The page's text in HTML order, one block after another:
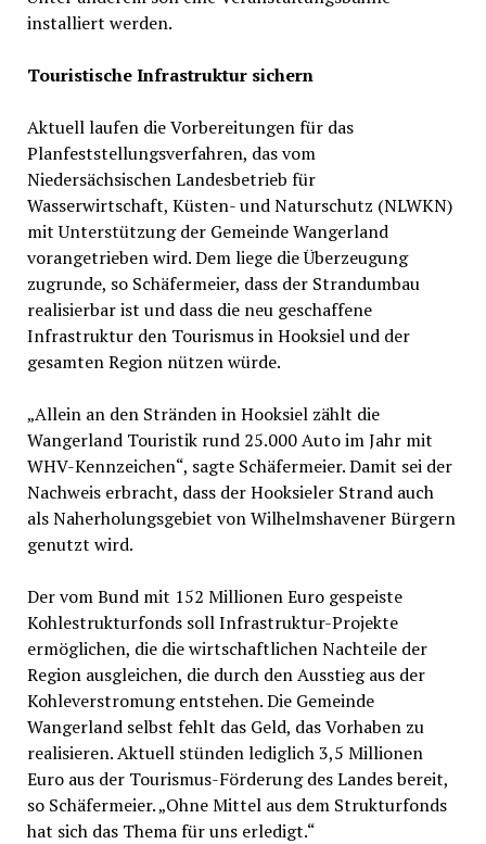
installiert werden.
Touristische Infrastruktur sichern
Aktuell laufen die Vorbereitungen für das
Planfeststellungsverfahren, das vom
Niedersächsischen Landesbetrieb für
Wasserwirtschaft, Küsten- und Naturschutz (NLWKN)
mit Unterstützung der Gemeinde Wangerland
vorangetrieben wird. Dem liege die Überzeugung
zugrunde, so Schäfermeier, dass der Strandumbau
realisierbar ist und dass die neu geschaffene
Infrastruktur den Tourismus in Hooksiel und der
gesamten Region nützen würde.
„Allein an den Stränden in Hooksiel zählt die
Wangerland Touristik rund 25.000 Auto im Jahr mit
WHV-Kennzeichen“, sagte Schäfermeier. Damit sei der
Nachweis erbracht, dass der Hooksieler Strand auch
als Naherholungsgebiet von Wilhelmshavener Bürgern
genutzt wird.
Der vom Bund mit 152 Millionen Euro gespeiste
Kohlestrukturfonds soll Infrastruktur-Projekte
ermöglichen, die die wirtschaftlichen Nachteile der
Region ausgleichen, die durch den Ausstieg aus der
Kohleverstromung entstehen. Die Gemeinde
Wangerland selbst fehlt das Geld, das Vorhaben zu
realisieren. Aktuell stünden lediglich 3,5 Millionen
Euro aus der Tourismus-Förderung des Landes bereit,
so Schäfermeier. „Ohne Mittel aus dem Strukturfonds
hat sich das Thema für uns erledigt.“